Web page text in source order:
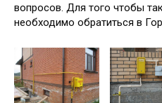
вопросов. Для того чтобы
необходимо обратиться в